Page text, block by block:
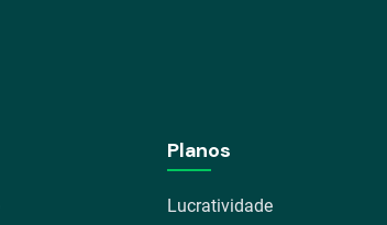
Planos
Lucratividade